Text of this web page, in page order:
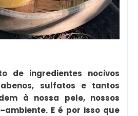
de ingredientes nocivos
sulfatos e tantos
à nossa pele, nossos
ambiente. E é por isso que